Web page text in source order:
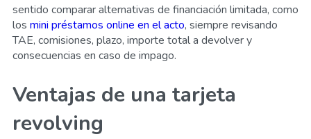
sentido comparar alternativas de financiación limitada, como
los mini préstamos online en el acto, siempre revisando
TAE, comisiones, plazo, importe total a devolver y
consecuencias en caso de impago.
Ventajas de una tarjeta
revolving